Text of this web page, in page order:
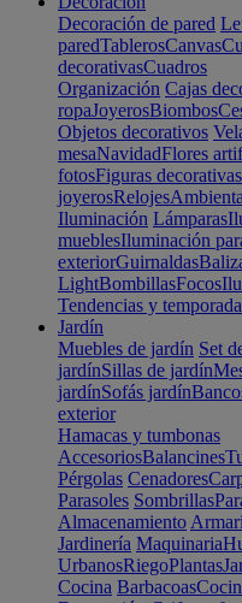
Decoración de pared
paredTablerosCanvas
decorativasCuadros
Organización Cajas
ropaJoyerosBiombos
Objetos decorativos
mesaNavidadFlores
fotosFiguras decorativas
joyerosRelojes
Iluminación Lámparas
mueblesIluminación
exteriorGuirnaldas
LightBombillasFocos
Tendencias y
Jardín
Muebles de jardín Set
jardínSillas de jardín
jardínSofás jardín
exterior
Hamacas y tumbonas
AccesoriosBalancines
Pérgolas Cenadores
Parasoles Sombrillas
Almacenamiento
Jardinería Maquinaria
UrbanosRiegoPlantas
Cocina Barbacoas